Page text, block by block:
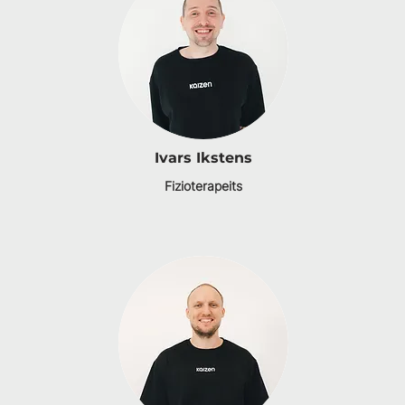
Ivars Ikstens
Fizioterapeits